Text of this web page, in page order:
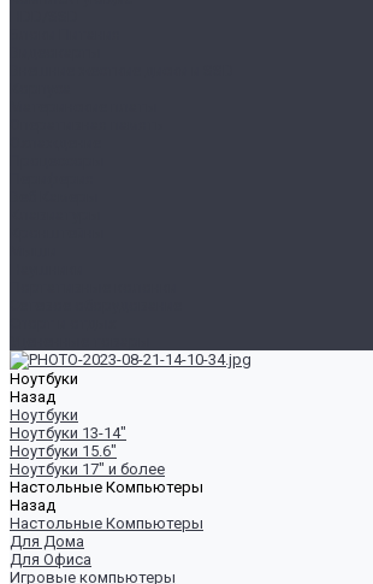
Ноутбуки
Назад
Ноутбуки
Ноутбуки 13-14"
Ноутбуки 15.6"
Ноутбуки 17" и более
Настольные Компьютеры
Назад
Настольные Компьютеры
Для Дома
Для Офиса
Игровые компьютеры